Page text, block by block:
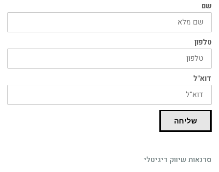
שם
טלפון
דוא"ל
שליחה
סדנאות שיווק דיגיטלי